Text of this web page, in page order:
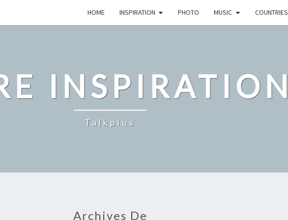
HOME INSPIRATION PHOTO MUSIC COUNTRIES
INSPIRATION
Talkplus
Archives De